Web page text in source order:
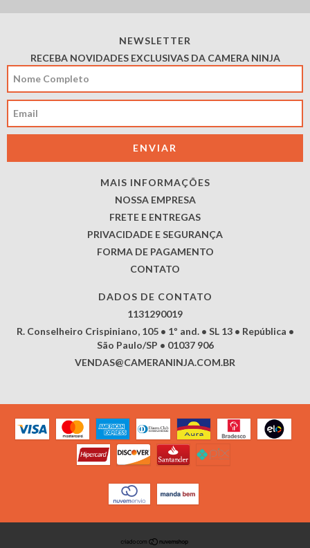
NEWSLETTER
RECEBA NOVIDADES EXCLUSIVAS DA CAMERA NINJA
MAIS INFORMAÇÕES
NOSSA EMPRESA
FRETE E ENTREGAS
PRIVACIDADE E SEGURANÇA
FORMA DE PAGAMENTO
CONTATO
DADOS DE CONTATO
1131290019
R. Conselheiro Crispiniano, 105 • 1º and. • SL 13 • República •
São Paulo/SP • 01037 906
VENDAS@CAMERANINJA.COM.BR